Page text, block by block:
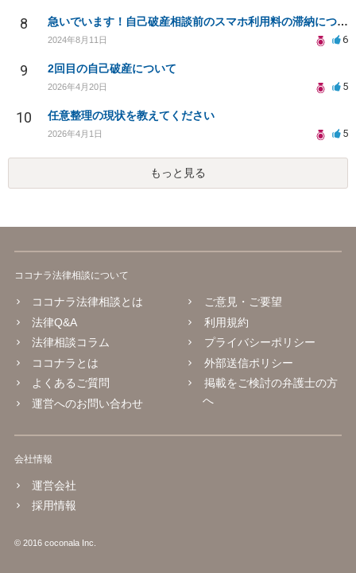
8 急いでいます！自己破産相談前のスマホ利用料の滞納について相談したいです。
2024年8月11日 6
9 2回目の自己破産について
2026年4月20日 5
10 任意整理の現状を教えてください
2026年4月1日 5
もっと見る
ココナラ法律相談について
ココナラ法律相談とは
法律Q&A
法律相談コラム
ココナラとは
よくあるご質問
運営へのお問い合わせ
ご意見・ご要望
利用規約
プライバシーポリシー
外部送信ポリシー
掲載をご検討の弁護士の方
へ
会社情報
運営会社
採用情報
© 2016 coconala Inc.